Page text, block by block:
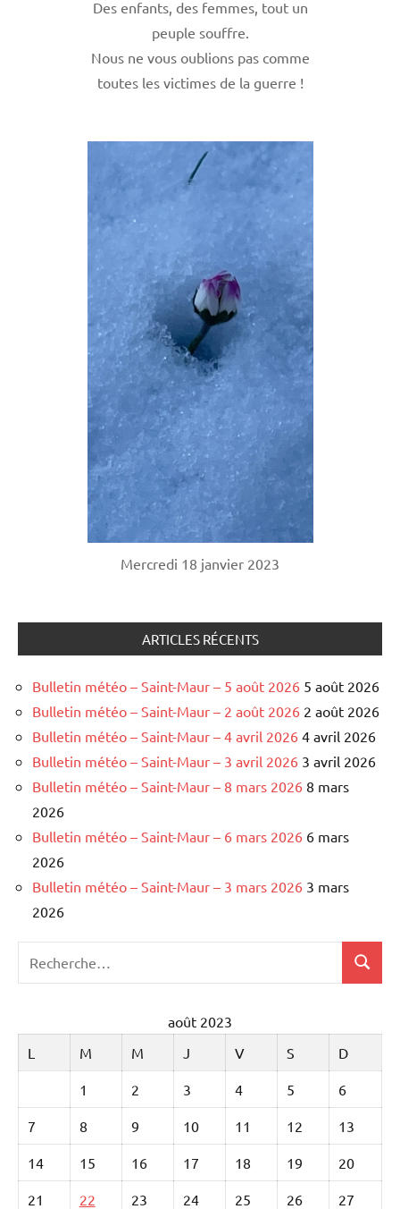
Des enfants, des femmes, tout un
peuple souffre.
Nous ne vous oublions pas comme
toutes les victimes de la guerre !
Mercredi 18 janvier 2023
ARTICLES RÉCENTS
Bulletin météo – Saint-Maur – 5 août 2026 5 août 2026
Bulletin météo – Saint-Maur – 2 août 2026 2 août 2026
Bulletin météo – Saint-Maur – 4 avril 2026 4 avril 2026
Bulletin météo – Saint-Maur – 3 avril 2026 3 avril 2026
Bulletin météo – Saint-Maur – 8 mars 2026 8 mars
2026
Bulletin météo – Saint-Maur – 6 mars 2026 6 mars
2026
Bulletin météo – Saint-Maur – 3 mars 2026 3 mars
2026
août 2023
L
M M J V S D
1 2 3 4 5 6
7 8 9 10 11 12 13
14 15 16 17 18 19 20
21 22 23 24 25 26 27